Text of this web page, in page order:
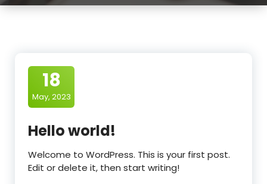
18
May, 2023
Hello world!
Welcome to WordPress. This is your first post.
Edit or delete it, then start writing!